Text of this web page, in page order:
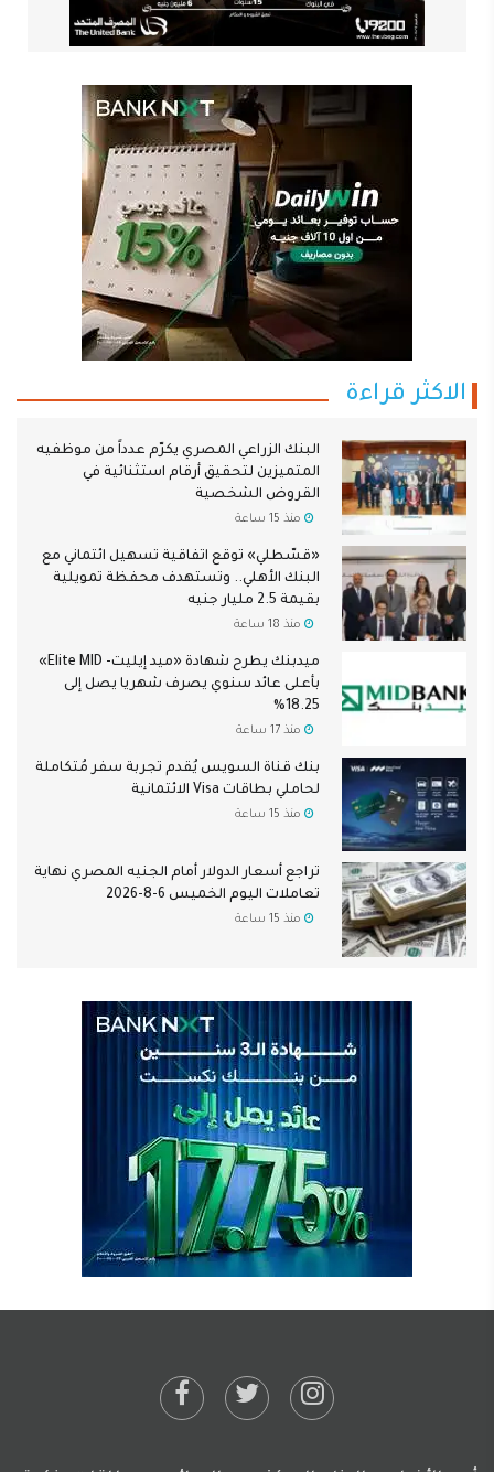
الاكثر قراءة
البنك الزراعي المصري يكرّم عدداً من موظفيه
المتميزين لتحقيق أرقام استثنائية في
القروض الشخصية
منذ 15 ساعة
«قسّطلي» توقع اتفاقية تسهيل ائتماني مع
البنك الأهلي.. وتستهدف محفظة تمويلية
بقيمة 2.5 مليار جنيه
منذ 18 ساعة
ميدبنك يطرح شهادة «ميد إيليت- Elite MID»
بأعلى عائد سنوي يصرف شهريا يصل إلى
18.25%
منذ 17 ساعة
بنك قناة السويس يُقدم تجربة سفر مُتكاملة
لحاملي بطاقات Visa الائتمانية
منذ 15 ساعة
تراجع أسعار الدولار أمام الجنيه المصري نهاية
تعاملات اليوم الخميس 6-8-2026
منذ 15 ساعة